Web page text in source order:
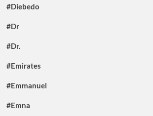
#Diebedo
#Dr
#Dr.
#Emirates
#Emmanuel
#Emna